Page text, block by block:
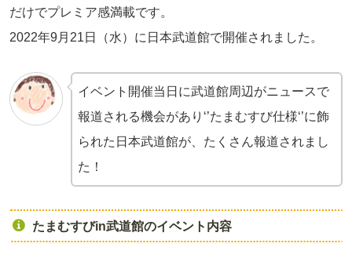
だけでプレミア感満載です。
2022年9月21日（水）に日本武道館で開催されました。
イベント開催当日に武道館周辺がニュースで
報道される機会があり‘’たまむすび仕様‘’に飾
られた日本武道館が、たくさん報道されまし
た！
たまむすびin武道館のイベント内容